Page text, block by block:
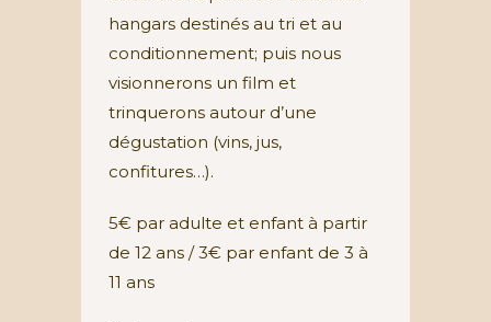
hangars destinés au tri et au
conditionnement; puis nous
visionnerons un film et
trinquerons autour d’une
dégustation (vins, jus,
confitures…).
5€ par adulte et enfant à partir
de 12 ans / 3€ par enfant de 3 à
11 ans